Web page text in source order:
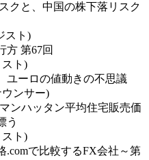
クと、中国の株下落リスク
スト)
方 第67回
ト)
ユーロの値動きの不思議
ンサー)
ンハッタン平均住宅販売価
う
ト)
.comで比較するFX会社～第